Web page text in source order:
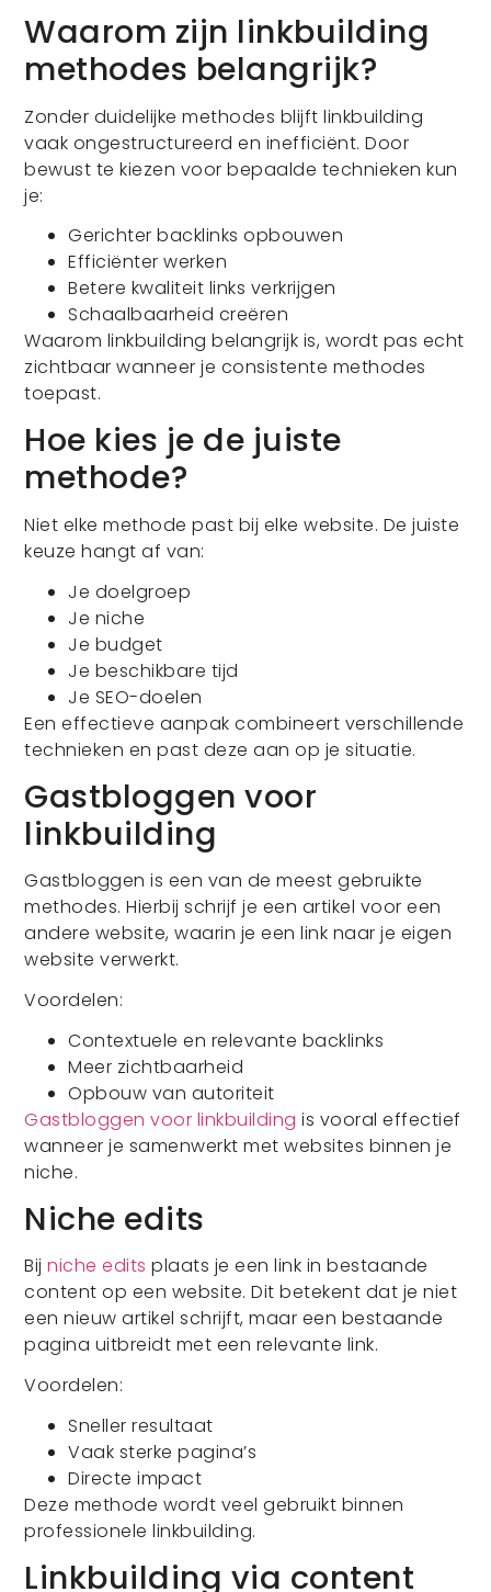
Waarom zijn linkbuilding
methodes belangrijk?
Zonder duidelijke methodes blijft linkbuilding
vaak ongestructureerd en inefficiënt. Door
bewust te kiezen voor bepaalde technieken kun
je:
Gerichter backlinks opbouwen
Efficiënter werken
Betere kwaliteit links verkrijgen
Schaalbaarheid creëren
Waarom linkbuilding belangrijk is, wordt pas echt
zichtbaar wanneer je consistente methodes
toepast.
Hoe kies je de juiste
methode?
Niet elke methode past bij elke website. De juiste
keuze hangt af van:
Je doelgroep
Je niche
Je budget
Je beschikbare tijd
Je SEO-doelen
Een effectieve aanpak combineert verschillende
technieken en past deze aan op je situatie.
Gastbloggen voor
linkbuilding
Gastbloggen is een van de meest gebruikte
methodes. Hierbij schrijf je een artikel voor een
andere website, waarin je een link naar je eigen
website verwerkt.
Voordelen:
Contextuele en relevante backlinks
Meer zichtbaarheid
Opbouw van autoriteit
Gastbloggen voor linkbuilding is vooral effectief
wanneer je samenwerkt met websites binnen je
niche.
Niche edits
Bijniche edits plaats je een link in bestaande
content op een website. Dit betekent dat je niet
een nieuw artikel schrijft, maar een bestaande
pagina uitbreidt met een relevante link.
Voordelen:
Sneller resultaat
Vaak sterke pagina’s
Directe impact
Deze methode wordt veel gebruikt binnen
professionele linkbuilding.
Linkbuilding via content